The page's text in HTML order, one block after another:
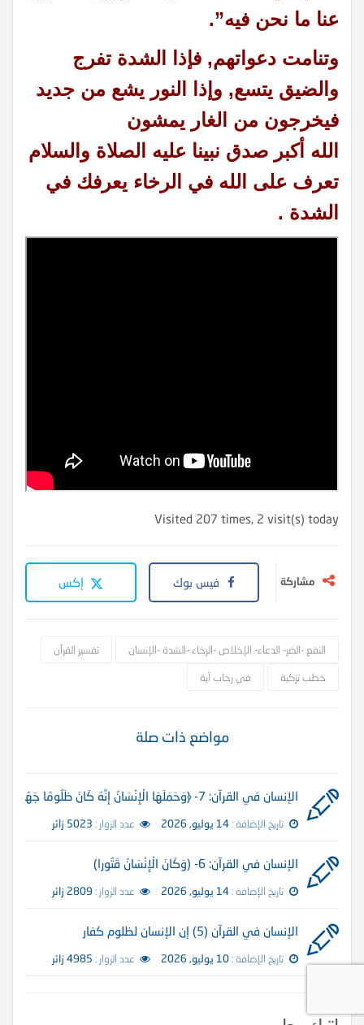
عنا ما نحن فيه”.
وتنامت دعواتهم, فإذا الشدة تفرج
والضيق يتسع, وإذا النور يشع من جديد
فيخرجون من الغار يمشون
الله أكبر صدق نبينا عليه الصلاة والسلام
تعرف على الله في الرخاء يعرفك في
الشدة .
Visited 207 times, 2 visit(s) today
مشاركة فيس بوك إكس
النفع -الضر- الدعاء- الإخلاص -الرخاء -الشدة -الإنسان تفسير القرآن
خطب تزكية في رحاب آية
مواضع ذات صلة
الإنسان في القرآن: 7- ﴿وَحَمَلَهَا الْإِنْسَانُ إِنَّهُ كَانَ ظَلُومًا جَهُولًا ﴾
تاريخ الإضافة :14 يوليو, 2026 عدد الزوار : 5023 زائر
الإنسان في القرآن: 6- (وَكَانَ الْإِنْسَانُ قَتُورا)
تاريخ الإضافة :14 يوليو, 2026 عدد الزوار : 2809 زائر
الإنسان في القرآن (5) إن الإنسان لظلوم كفار
تاريخ الإضافة :10 يوليو, 2026 عدد الزوار : 4985 زائر